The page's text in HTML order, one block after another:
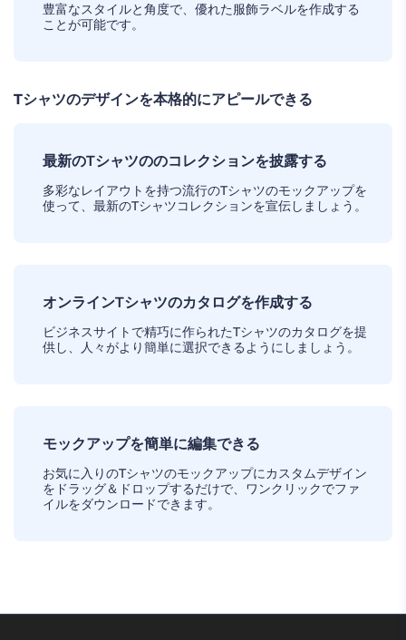
豊富なスタイルと角度で、優れた服飾ラベルを作成する
ことが可能です。
Tシャツのデザインを本格的にアピールできる
最新のTシャツののコレクションを披露する
多彩なレイアウトを持つ流行のTシャツのモックアップを
使って、最新のTシャツコレクションを宣伝しましょう。
オンラインTシャツのカタログを作成する
ビジネスサイトで精巧に作られたTシャツのカタログを提
供し、人々がより簡単に選択できるようにしましょう。
モックアップを簡単に編集できる
お気に入りのTシャツのモックアップにカスタムデザイン
をドラッグ＆ドロップするだけで、ワンクリックでファ
イルをダウンロードできます。